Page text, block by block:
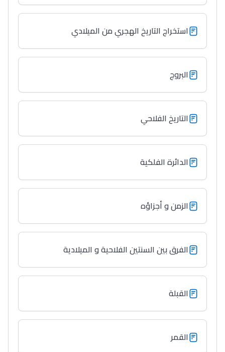
استخراج التاريخ الهجري من الميلادي
البروج
التاريخ الفلاحي
الدائرة الفلكية
الزمن و أجزاؤه
الفرق بين السنتين الفلاحية و الميلادية
القبلة
القمر